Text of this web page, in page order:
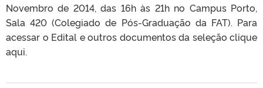
Novembro de 2014, das 16h às 21h no Campus Porto,
Sala 420 (Colegiado de Pós-Graduação da FAT). Para
acessar o Edital e outros documentos da seleção clique
aqui.